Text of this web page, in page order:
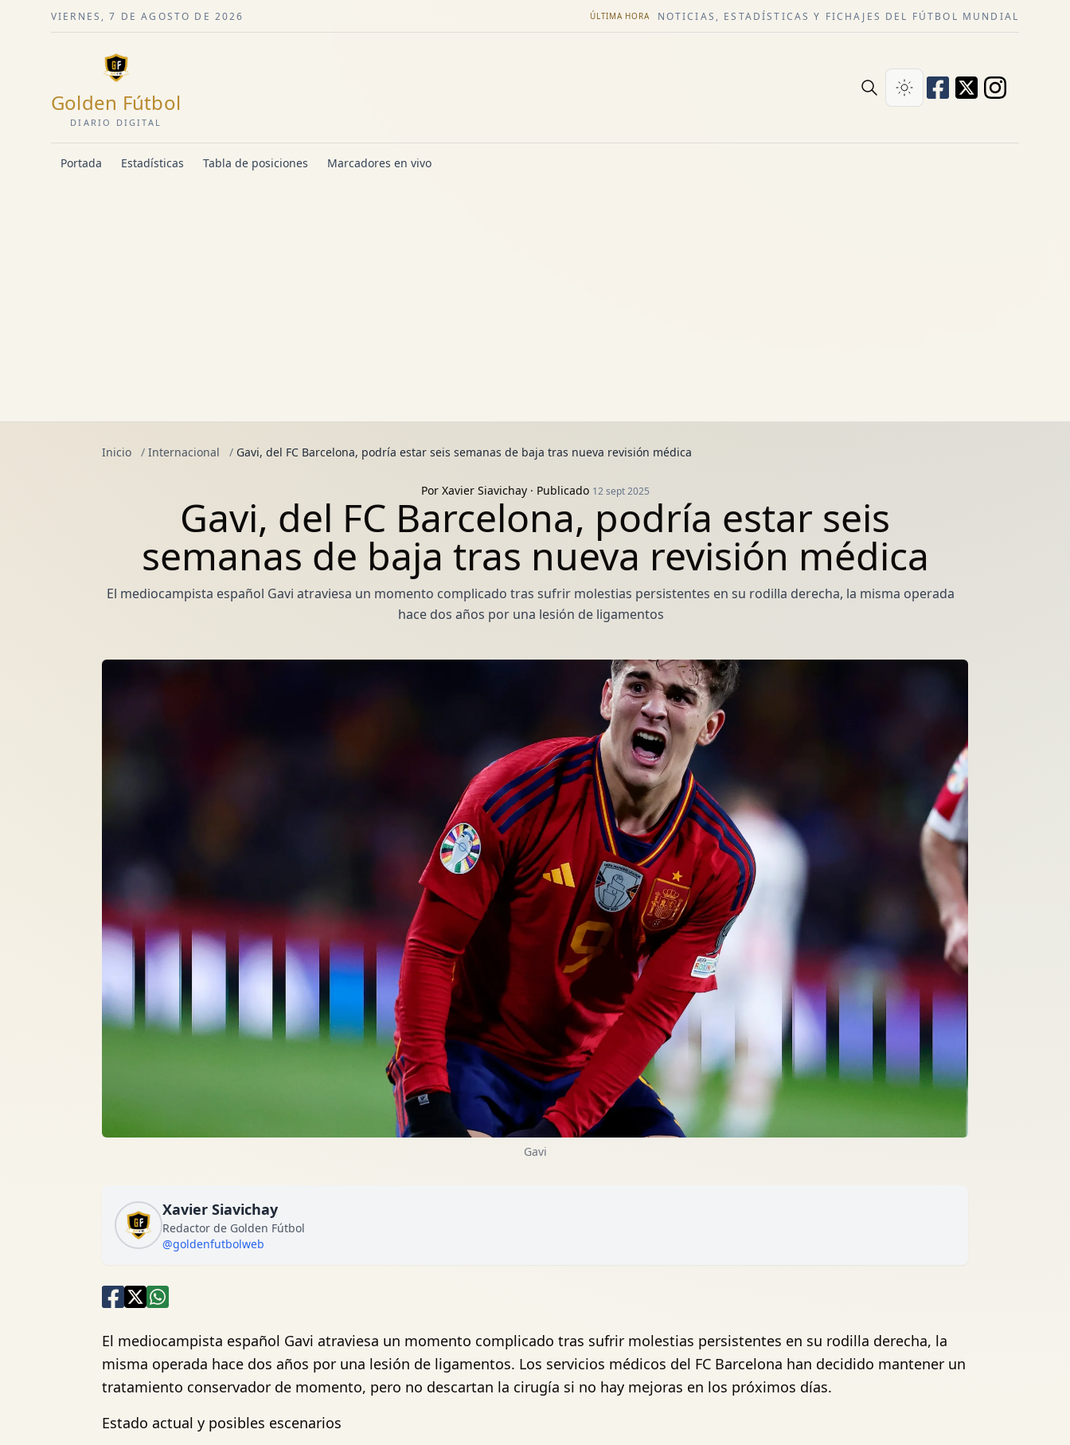
VIERNES, 7 DE AGOSTO DE 2026 ÚLTIMA HORA NOTICIAS, ESTADÍSTICAS Y FICHAJES DEL FÚTBOL MUNDIAL
Golden Fútbol
DIARIO DIGITAL
Portada Estadísticas Tabla de posiciones Marcadores en vivo
Inicio / Internacional / Gavi, del FC Barcelona, podría estar seis semanas de baja tras nueva revisión médica
Por Xavier Siavichay· Publicado 12 sept 2025
Gavi, del FC Barcelona, podría estar seis
semanas de baja tras nueva revisión médica
El mediocampista español Gavi atraviesa un momento complicado tras sufrir molestias persistentes en su rodilla derecha, la misma operada
hace dos años por una lesión de ligamentos
Gavi
Xavier Siavichay
Redactor de Golden Fútbol
@goldenfutbolweb
El mediocampista español Gavi atraviesa un momento complicado tras sufrir molestias persistentes en su rodilla derecha, la
misma operada hace dos años por una lesión de ligamentos. Los servicios médicos del FC Barcelona han decidido mantener un
tratamiento conservador de momento, pero no descartan la cirugía si no hay mejoras en los próximos días.
Estado actual y posibles escenarios